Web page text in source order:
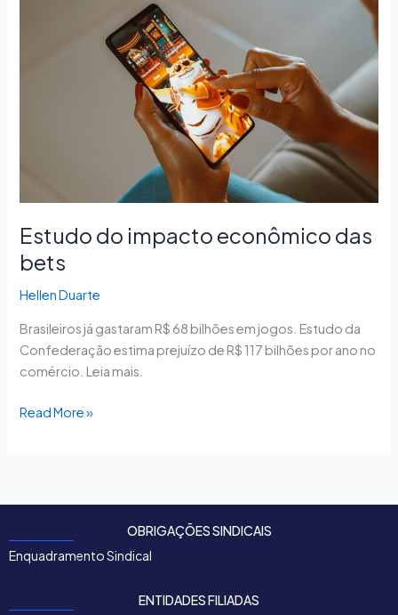
Estudo do impacto econômico das
bets
Hellen Duarte
Brasileiros já gastaram R$ 68 bilhões em jogos. Estudo da
Confederação estima prejuízo de R$ 117 bilhões por ano no
comércio. Leia mais.
Read More »
OBRIGAÇÕES SINDICAIS
Enquadramento Sindical
ENTIDADES FILIADAS